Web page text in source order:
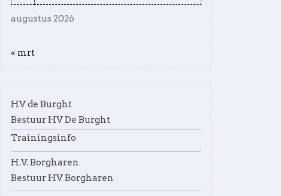
augustus 2026
« mrt
HV de Burght
Bestuur HV De Burght
Trainingsinfo
H.V. Borgharen
Bestuur HV Borgharen